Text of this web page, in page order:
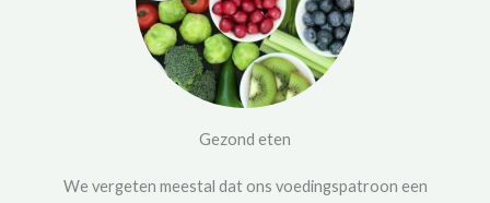
Gezond eten
We vergeten meestal dat ons voedingspatroon een